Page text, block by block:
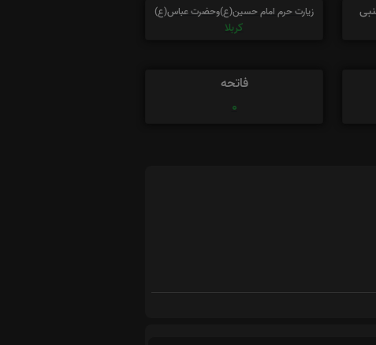
زیارت حرم امام حسین(ع)وحضرت عباس(ع)
کربلا
فاتحه
0